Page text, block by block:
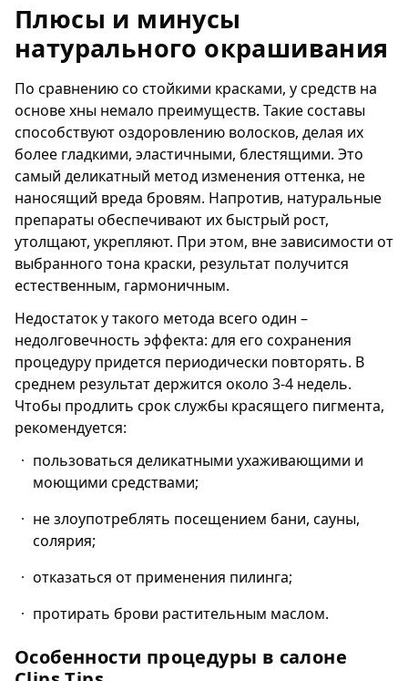
Плюсы и минусы
натурального окрашивания
По сравнению со стойкими красками, у средств на
основе хны немало преимуществ. Такие составы
способствуют оздоровлению волосков, делая их
более гладкими, эластичными, блестящими. Это
самый деликатный метод изменения оттенка, не
наносящий вреда бровям. Напротив, натуральные
препараты обеспечивают их быстрый рост,
утолщают, укрепляют. При этом, вне зависимости от
выбранного тона краски, результат получится
естественным, гармоничным.
Недостаток у такого метода всего один –
недолговечность эффекта: для его сохранения
процедуру придется периодически повторять. В
среднем результат держится около 3-4 недель.
Чтобы продлить срок службы красящего пигмента,
рекомендуется:
пользоваться деликатными ухаживающими и
моющими средствами;
не злоупотреблять посещением бани, сауны,
солярия;
отказаться от применения пилинга;
протирать брови растительным маслом.
Особенности процедуры в салоне